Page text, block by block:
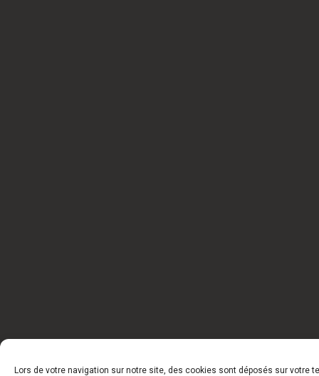
Lors de votre navigation sur notre site, des cookies sont déposés sur votre